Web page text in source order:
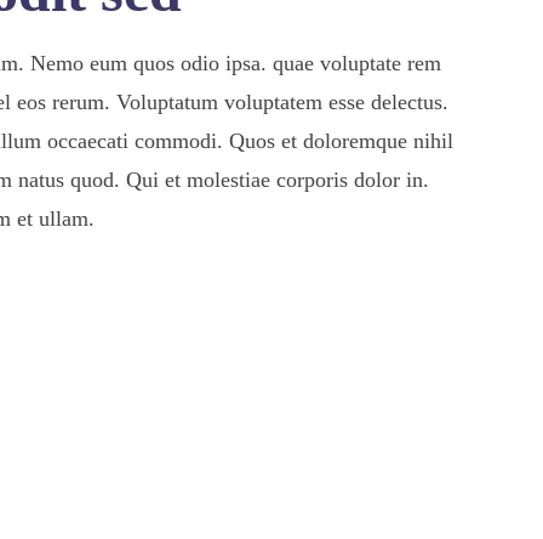
Nemo eum quos odio ipsa. quae voluptate rem
eos rerum. Voluptatum voluptatem esse delectus.
occaecati commodi. Quos et doloremque nihil
natus quod. Qui et molestiae corporis dolor in.
et ullam.